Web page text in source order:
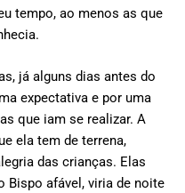
tempo, ao menos as que
já alguns dias antes do
expectativa e por uma
que iam se realizar. A
ela tem de terrena,
das crianças. Elas
Bispo afável, viria de noite